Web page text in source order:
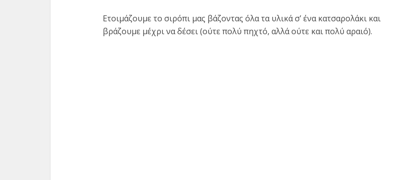
Ετοιμάζουμε το σιρόπι μας βάζοντας όλα τα υλικά σ’ ένα κατσαρολάκι και
βράζουμε μέχρι να δέσει (ούτε πολύ πηχτό, αλλά ούτε και πολύ αραιό).